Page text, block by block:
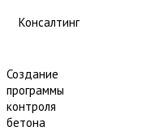
Консалтинг
Создание
программы
контроля
бетона